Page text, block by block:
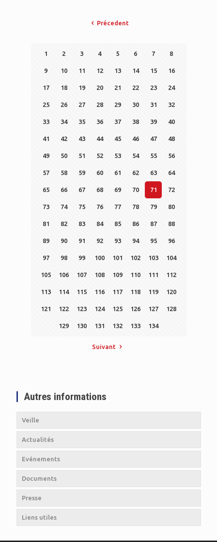
Précedent
1 2 3 4 5 6 7 8
9 10 11 12 13 14 15 16
17 18 19 20 21 22 23 24
25 26 27 28 29 30 31 32
33 34 35 36 37 38 39 40
41 42 43 44 45 46 47 48
49 50 51 52 53 54 55 56
57 58 59 60 61 62 63 64
65 66 67 68 69 70 71 72
73 74 75 76 77 78 79 80
81 82 83 84 85 86 87 88
89 90 91 92 93 94 95 96
97 98 99 100 101 102 103 104
105 106 107 108 109 110 111 112
113 114 115 116 117 118 119 120
121 122 123 124 125 126 127 128
129 130 131 132 133 134
Suivant
Autres informations
Veille
Actualités
Evénements
Documents
Presse
Liens utiles